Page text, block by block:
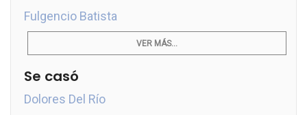
Fulgencio Batista
VER MÁS...
Se casó
Dolores Del Río